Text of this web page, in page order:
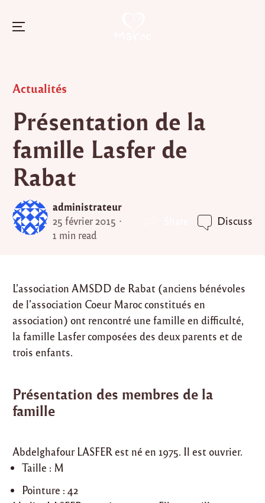
content
Menu
Posted
Actualités
Présentation de la
famille Lasfer de
Rabat
administrateur
25 février 2015
1 min read
Discuss
L’association AMSDD de Rabat (anciens bénévoles
de l’association Coeur Maroc constitués en
association) ont rencontré une famille en difficulté,
la famille Lasfer composées des deux parents et de
trois enfants.
Présentation des membres de la
famille
Abdelghafour LASFER est né en 1975. Il est ouvrier.
Taille : M
Pointure : 42